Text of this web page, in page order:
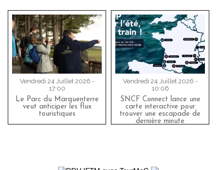
Vendredi 24 Juillet 2026 -
17:00
Le Parc du Marquenterre
veut anticiper les flux
touristiques
Vendredi 24 Juillet 2026 -
10:06
SNCF Connect lance une
carte interactive pour
trouver une escapade de
dernière minute